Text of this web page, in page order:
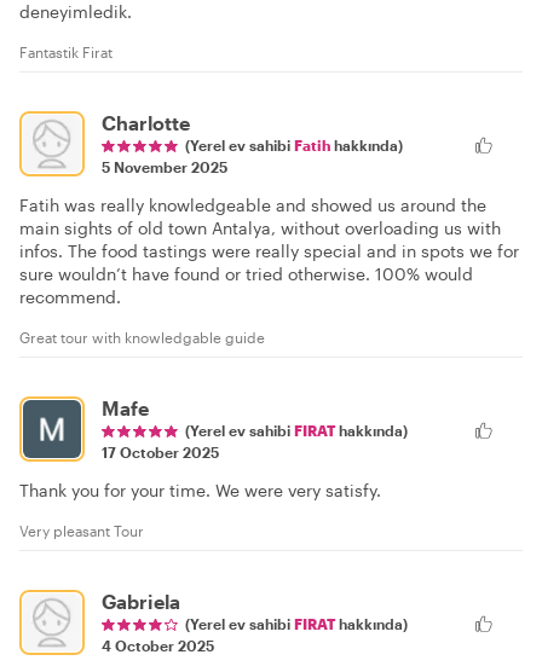
deneyimledik.
Fantastik Firat
Charlotte
(Yerel ev sahibi Fatih hakkında)
5 November 2025
Fatih was really knowledgeable and showed us around the
main sights of old town Antalya, without overloading us with
infos. The food tastings were really special and in spots we for
sure wouldn’t have found or tried otherwise. 100% would
recommend.
Great tour with knowledgable guide
Mafe
(Yerel ev sahibi FIRAThakkında)
17 October 2025
Thank you for your time. We were very satisfy.
Very pleasant Tour
Gabriela
(Yerel ev sahibi FIRAThakkında)
4 October 2025